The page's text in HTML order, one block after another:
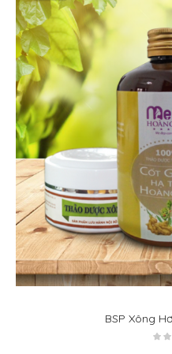
BSP Xông